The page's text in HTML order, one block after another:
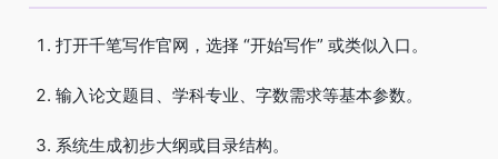
打开千笔写作官网，选择 “开始写作” 或类似入口。
输入论文题目、学科专业、字数需求等基本参数。
系统生成初步大纲或目录结构。